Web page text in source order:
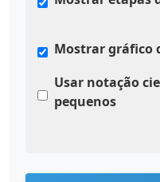
Mostrar gráfico
Usar notação
pequenos